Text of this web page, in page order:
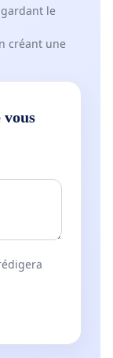
le
créant une
vous